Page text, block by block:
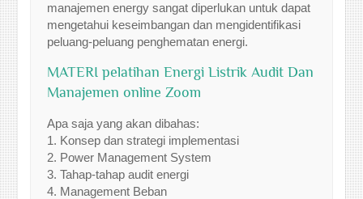
manajemen energy sangat diperlukan untuk dapat
mengetahui keseimbangan dan mengidentifikasi
peluang-peluang penghematan energi.
MATERI pelatihan Energi Listrik Audit Dan
Manajemen online Zoom
Apa saja yang akan dibahas:
1. Konsep dan strategi implementasi
2. Power Management System
3. Tahap-tahap audit energi
4. Management Beban